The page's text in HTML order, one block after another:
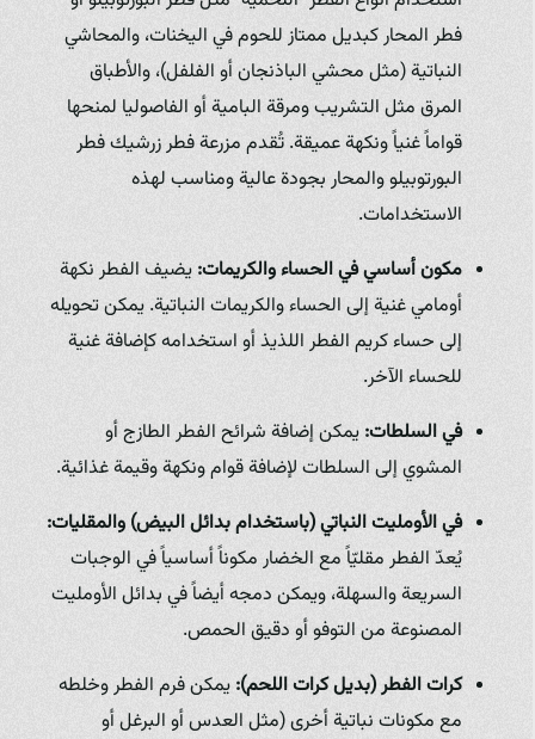
فطر المحار كبديل ممتاز للحوم في اليخنات، والمحاشي
النباتية (مثل محشي الباذنجان أو الفلفل)، والأطباق
المرق مثل التشريب ومرقة البامية أو الفاصوليا لمنحها
قواماً غنياً ونكهة عميقة. تُقدم مزرعة فطر زرشيك فطر
البورتوبيلو والمحار بجودة عالية ومناسب لهذه
الاستخدامات.
مكون أساسي في الحساء والكريمات:يضيف الفطر نكهة
أومامي غنية إلى الحساء والكريمات النباتية. يمكن تحويله
إلى حساء كريم الفطر اللذيذ أو استخدامه كإضافة غنية
للحساء الآخر.
في السلطات:يمكن إضافة شرائح الفطر الطازج أو
المشوي إلى السلطات لإضافة قوام ونكهة وقيمة غذائية.
في الأومليت النباتي (باستخدام بدائل البيض) والمقليات:
يُعدّ الفطر مقليّاً مع الخضار مكوناً أساسياً في الوجبات
السريعة والسهلة، ويمكن دمجه أيضاً في بدائل الأومليت
المصنوعة من التوفو أو دقيق الحمص.
كرات الفطر (بديل كرات اللحم):يمكن فرم الفطر وخلطه
مع مكونات نباتية أخرى (مثل العدس أو البرغل أو